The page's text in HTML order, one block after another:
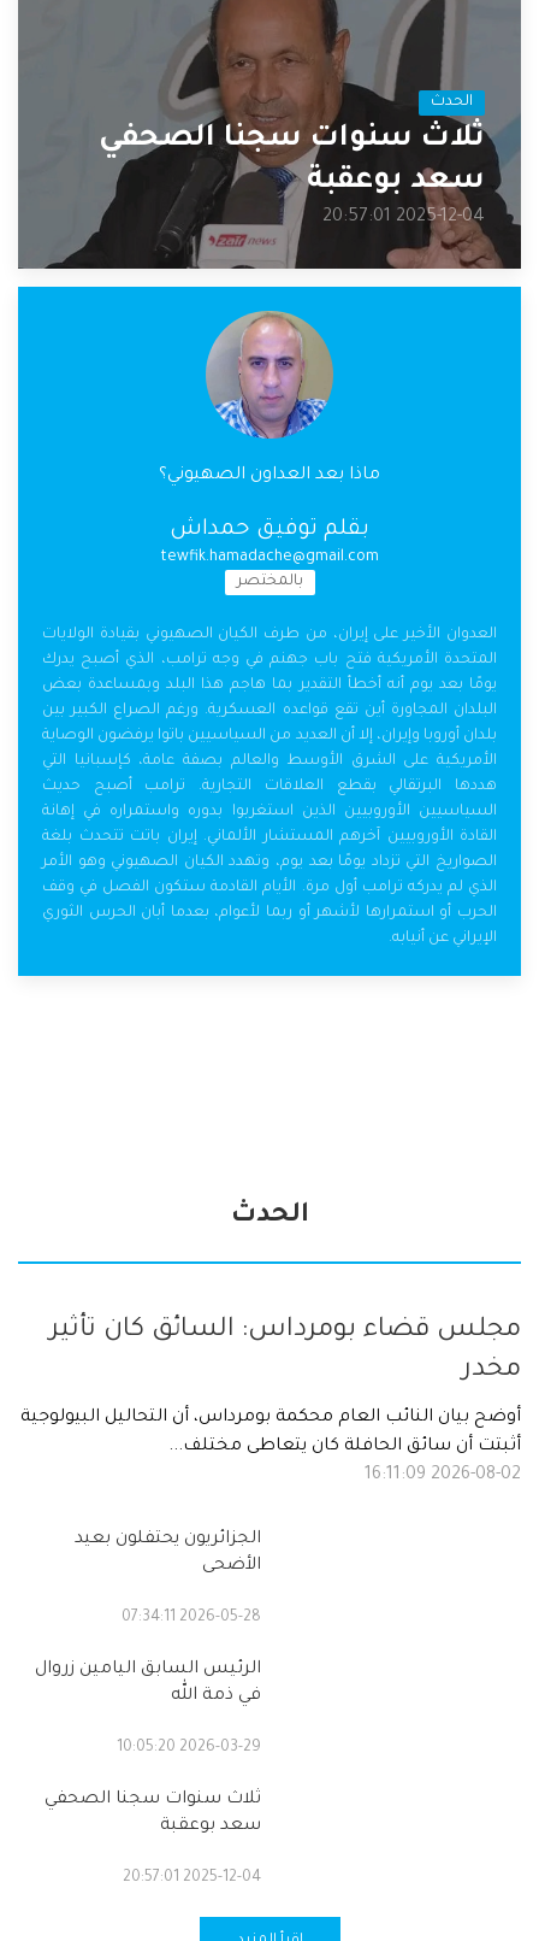
الحدث
ثلاث سنوات سجنا الصحفي
سعد بوعقبة
2025-12-04 20:57:01
ماذا بعد العداون الصهيوني؟
بقلم توفيق حمداش
tewfik.hamadache@gmail.com
بالمختصر
العدوان الأخير على إيران، من طرف الكيان الصهيوني بقيادة الولايات
المتحدة الأمريكية فتح باب جهنم في وجه ترامب، الذي أصبح يدرك
يومًا بعد يوم أنه أخطأ التقدير بما هاجم هذا البلد وبمساعدة بعض
البلدان المجاورة أين تقع قواعده العسكرية. ورغم الصراع الكبير بين
بلدان أوروبا وإيران، إلا أن العديد من السياسيين باتوا يرفضون الوصاية
الأمريكية على الشرق الأوسط والعالم بصفة عامة، كإسبانيا التي
هددها البرتقالي بقطع العلاقات التجارية. ترامب أصبح حديث
السياسيين الأوروبيين الذين استغربوا بدوره واستمراره في إهانة
القادة الأوروبيين آخرهم المستشار الألماني. إيران باتت تتحدث بلغة
الصواريخ التي تزداد يومًا بعد يوم، وتهدد الكيان الصهيوني وهو الأمر
الذي لم يدركه ترامب أول مرة. الأيام القادمة ستكون الفصل في وقف
الحرب أو استمرارها لأشهر أو ربما لأعوام، بعدما أبان الحرس الثوري
الإيراني عن أنيابه.
الحدث
مجلس قضاء بومرداس: السائق كان تأثير
مخدر
أوضح بيان النائب العام محكمة بومرداس، أن التحاليل البيولوجية
أثبتت أن سائق الحافلة كان يتعاطى مختلف...
2026-08-02 16:11:09
الجزائريون يحتفلون بعيد
الأضحى
2026-05-28 07:34:11
الرئيس السابق اليامين زروال
في ذمة الله
2026-03-29 10:05:20
ثلاث سنوات سجنا الصحفي
سعد بوعقبة
2025-12-04 20:57:01